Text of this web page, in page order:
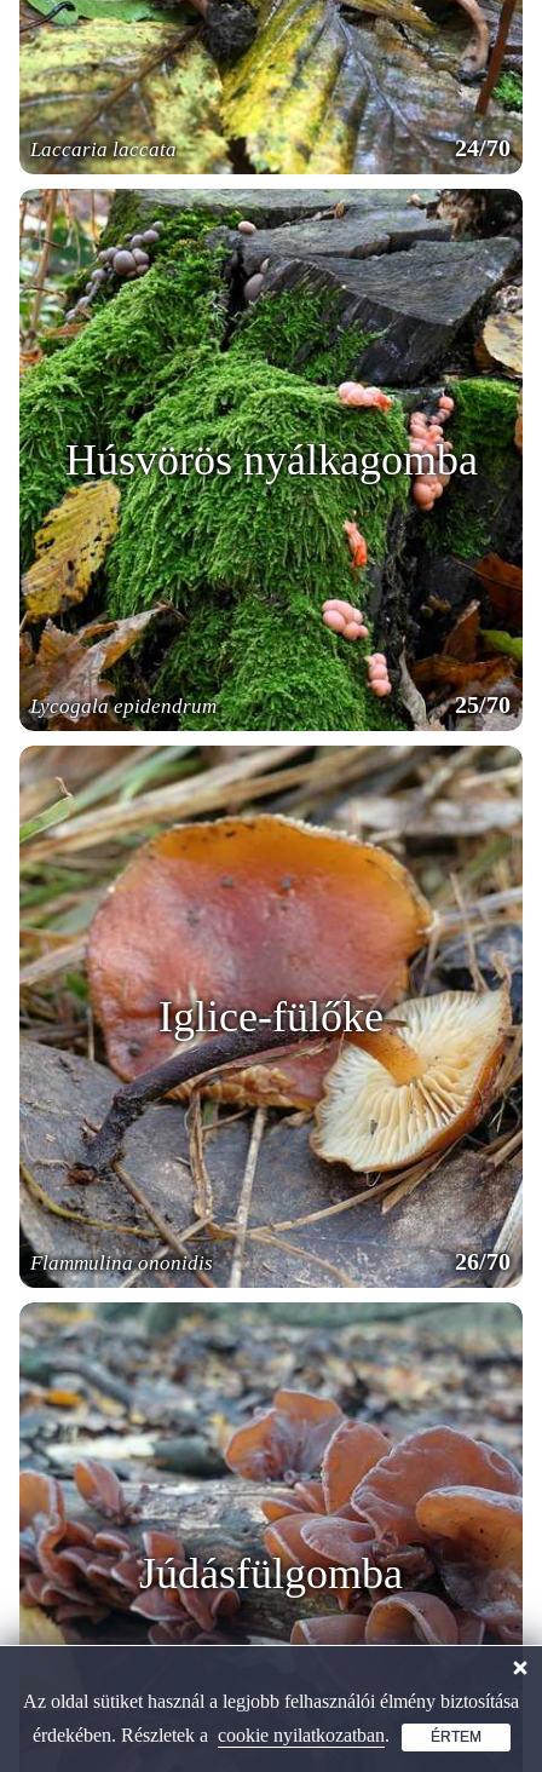
Laccaria laccata 24/70
Húsvörös nyálkagomba
Lycogala epidendrum 25/70
Iglice-fülőke
Flammulina ononidis 26/70
Júdásfülgomba
Az oldal sütiket használ a legjobb felhasználói élmény biztosítása
érdekében. Részletek a cookie nyilatkozatban. ÉRTEM